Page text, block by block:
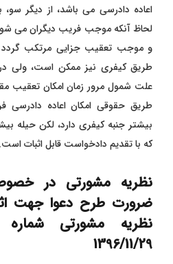
اعاده دادرسی می ‌باشد، از دیگر
لحاظ آنکه موجب فریب دیگران می‌
و موجب تعقیب جزایی مرتکب گردد
طریق کیفری نیز ممکن است، ولی
علت شمول مرور زمان امکان تعقیب
طریق حقوقی امکان اعاده دادرسی
بیشتر جنبه کیفری دارد، لکن حیله
که با تقدیم دادخواست قابل اثبات است.
نظریه مشورتی در
ضرورت طرح دعوا جهت
1396/11/29